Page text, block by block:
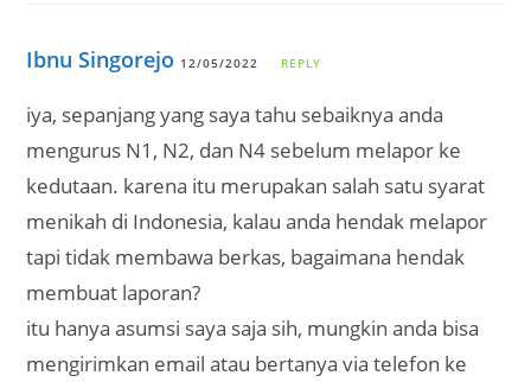
Ibnu Singorejo 12/05/2022 REPLY
iya, sepanjang yang saya tahu sebaiknya anda
mengurus N1, N2, dan N4 sebelum melapor ke
kedutaan. karena itu merupakan salah satu syarat
menikah di Indonesia, kalau anda hendak melapor
tapi tidak membawa berkas, bagaimana hendak
membuat laporan?
itu hanya asumsi saya saja sih, mungkin anda bisa
mengirimkan email atau bertanya via telefon ke